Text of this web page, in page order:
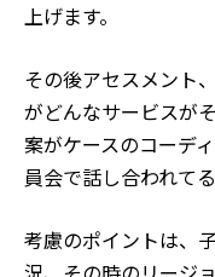
上げます。
その後アセスメント
がどんなサービスが
案がケースのコーデ
員会で話し合われてる
考慮のポイントは、